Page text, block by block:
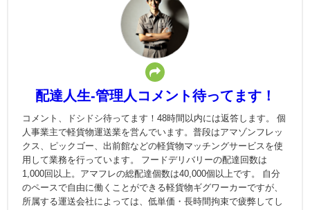
配達人生-管理人コメント待ってます！
コメント、ドシドシ待ってます！48時間以内には返答します。 個
人事業主で軽貨物運送業を営んでいます。普段はアマゾンフレッ
クス、ピックゴー、出前館などの軽貨物マッチングサービスを使
用して業務を行っています。 フードデリバリーの配達回数は
1,000回以上。アマフレの総配達個数は40,000個以上です。 自分
のペースで自由に働くことができる軽貨物ギグワーカーですが、
所属する運送会社によっては、低単価・長時間拘束で疲弊してし